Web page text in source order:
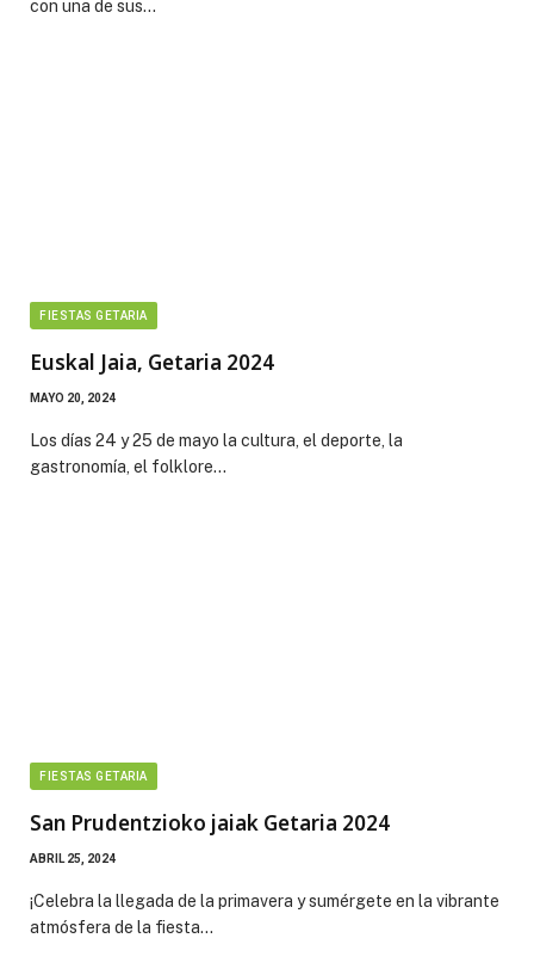
con una de sus…
FIESTAS GETARIA
Euskal Jaia, Getaria 2024
MAYO 20, 2024
Los días 24 y 25 de mayo la cultura, el deporte, la
gastronomía, el folklore…
FIESTAS GETARIA
San Prudentzioko jaiak Getaria 2024
ABRIL 25, 2024
¡Celebra la llegada de la primavera y sumérgete en la vibrante
atmósfera de la fiesta…